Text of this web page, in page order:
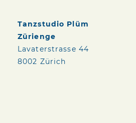
Tanzstudio Plüm
Zürienge
Lavaterstrasse 44
8002 Zürich